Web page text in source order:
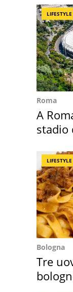
LIFESTYLE
Roma
A
stadio
LIFESTYLE
Bologna
Tre